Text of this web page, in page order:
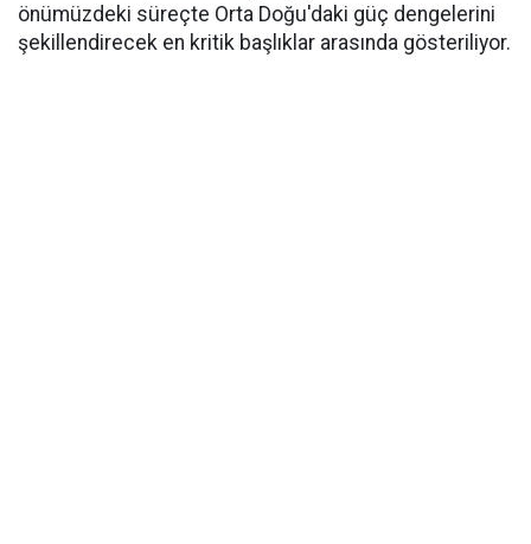
önümüzdeki süreçte Orta Doğu'daki güç dengelerini
şekillendirecek en kritik başlıklar arasında gösteriliyor.